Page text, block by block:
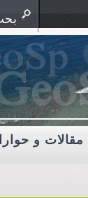
مقالات و